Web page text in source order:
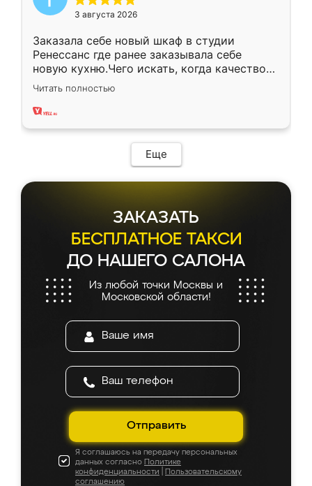
3 августа 2026
Заказала себе новый шкаф в студии
Ренессанс где ранее заказывала себе
новую кухню.Чего искать, когда качеством
вполне довольна. Служит кухня уже почти
два года, нареканий нет.
Читать полностью
Еще
ЗАКАЗАТЬ
БЕСПЛАТНОЕ ТАКСИ
ДО НАШЕГО САЛОНА
Из любой точки Москвы и
Московской области!
Отправить
Я соглашаюсь на передачу персональных
данных согласно Политике
конфиденциальности
Пользовательскому
соглашению